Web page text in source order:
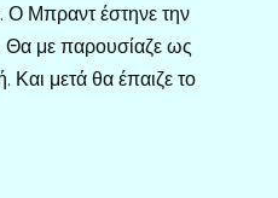
Ο Μπραντ έστηνε την
Θα με παρουσίαζε ως
Και μετά θα έπαιζε το